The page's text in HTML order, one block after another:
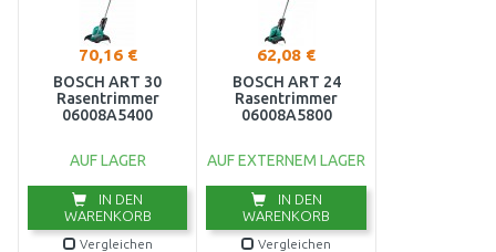
70,16 €
BOSCH ART 30
Rasentrimmer
06008A5400
AUF LAGER
IN DEN
WARENKORB
Vergleichen
62,08 €
BOSCH ART 24
Rasentrimmer
06008A5800
AUF EXTERNEM LAGER
IN DEN
WARENKORB
Vergleichen